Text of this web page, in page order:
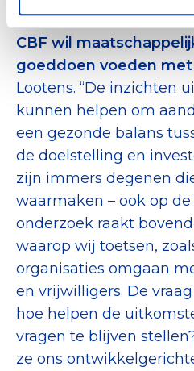
“Hoe het onderzoek
CBF wil
goeddoen voeden
Lootens. “De inzichten
kunnen helpen om
een gezonde balans
de doelstelling en
zijn immers degenen
waarmaken – ook op
onderzoek raakt
waarop wij toetsen,
organisaties omgaan
en vrijwilligers. De
hoe helpen de
vragen te blijven
ze ons